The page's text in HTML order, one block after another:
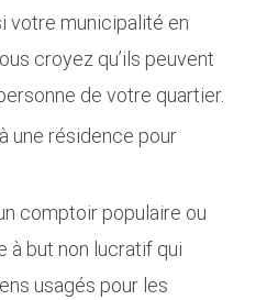
votre municipalité en
croyez qu’ils peuvent
de votre quartier.
une résidence pour
comptoir populaire ou
à but non lucratif qui
usagés pour les